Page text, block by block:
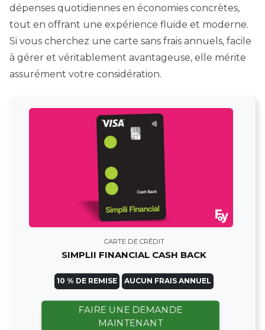
dépenses quotidiennes en économies concrètes,
tout en offrant une expérience fluide et moderne.
Si vous cherchez une carte sans frais annuels, facile
à gérer et véritablement avantageuse, elle mérite
assurément votre considération.
CARTE DE CRÉDIT
SIMPLII FINANCIAL CASH BACK
10 % DE REMISE AUCUN FRAIS ANNUEL
FAIRE UNE DEMANDE
MAINTENANT